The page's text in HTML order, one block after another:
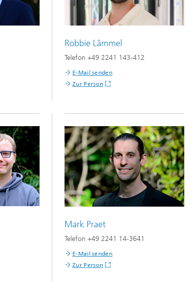
Robbie Lämmel
Telefon +49 2241 143-412
E-Mail senden
Zur Person
Mark Praet
Telefon +49 2241 14-3641
E-Mail senden
Zur Person